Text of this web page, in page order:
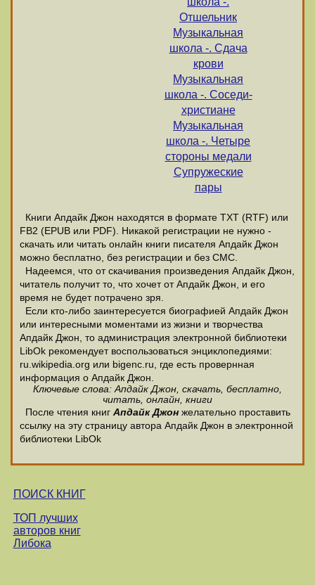
Отшельник
Музыкальная
школа -. Сдача
крови
Музыкальная
школа -. Соседи-
христиане
Музыкальная
школа -. Четыре
стороны медали
Супружеские
пары
Книги Апдайк Джон находятся в формате ТХТ (RTF) или
FB2 (EPUB или PDF). Никакой регистрации не нужно -
скачать или читать онлайн книги писателя Апдайк Джон
можно бесплатно, без регистрации и без СМС.
Надеемся, что от скачивания произведения Апдайк Джон,
читатель получит то, что хочет от Апдайк Джон, и его
время не будет потрачено зря.
Если кто-либо заинтересуется биографией Апдайк Джон
или интересными моментами из жизни и творчества
Апдайк Джон, то администрация электронной библиотеки
LibOk рекомендует воспользоваться энциклопедиями:
ru.wikipedia.org или bigenc.ru, где есть провернная
информация о Апдайк Джон.
Ключевые слова: Апдайк Джон, скачать, бесплатно,
читать, онлайн, книги
После чтения книг Апдайк Джон желательно проставить
ссылку на эту страницу автора Апдайк Джон в электронной
библиотеки LibOk
ПОИСК КНИГ
ТОП лучших
авторов книг
Либока